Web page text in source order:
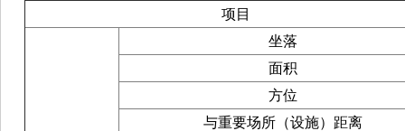
项目
坐落
面积
方位
与重要场所（设施）距离